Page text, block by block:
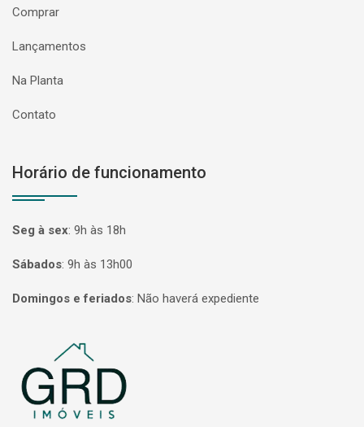
Comprar
Lançamentos
Na Planta
Contato
Horário de funcionamento
Seg à sex: 9h às 18h
Sábados: 9h às 13h00
Domingos e feriados: Não haverá expediente
Página inicial